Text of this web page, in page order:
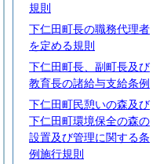
規則
下仁田町長の職務代理者
を定める規則
下仁田町長、副町長及び
教育長の諸給与支給条例
下仁田町民憩いの森及び
下仁田町環境保全の森の
設置及び管理に関する条
例施行規則